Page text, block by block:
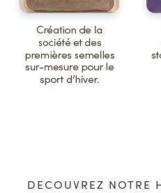
DECOUVREZ NOTRE